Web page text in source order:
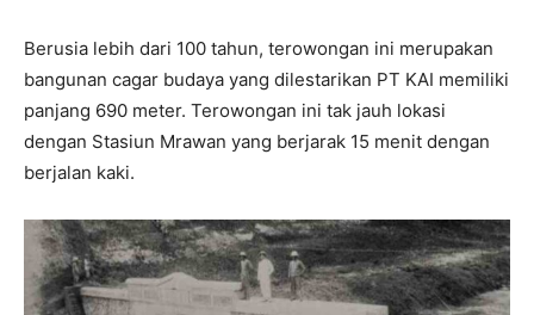
Berusia lebih dari 100 tahun, terowongan ini merupakan
bangunan cagar budaya yang dilestarikan PT KAI memiliki
panjang 690 meter. Terowongan ini tak jauh lokasi
dengan Stasiun Mrawan yang berjarak 15 menit dengan
berjalan kaki.